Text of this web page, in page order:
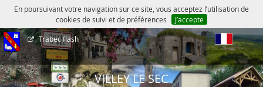
En poursuivant votre navigation sur ce site, vous acceptez l’utilisation de
cookies de suivi et de préférences
J’accepte
Trabec flash
VILLEY LE SEC